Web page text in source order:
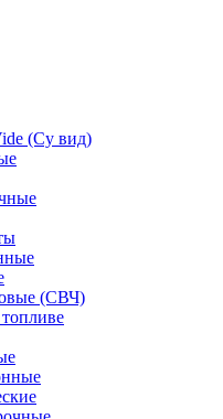
(Су вид)
(СВЧ)